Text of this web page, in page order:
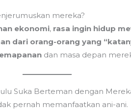
mereka?
ekonomi, rasa ingin hidup
dari orang-orang yang
dan masa depan
Suka Berteman dengan
pernah memanfaatkan ani-ani.